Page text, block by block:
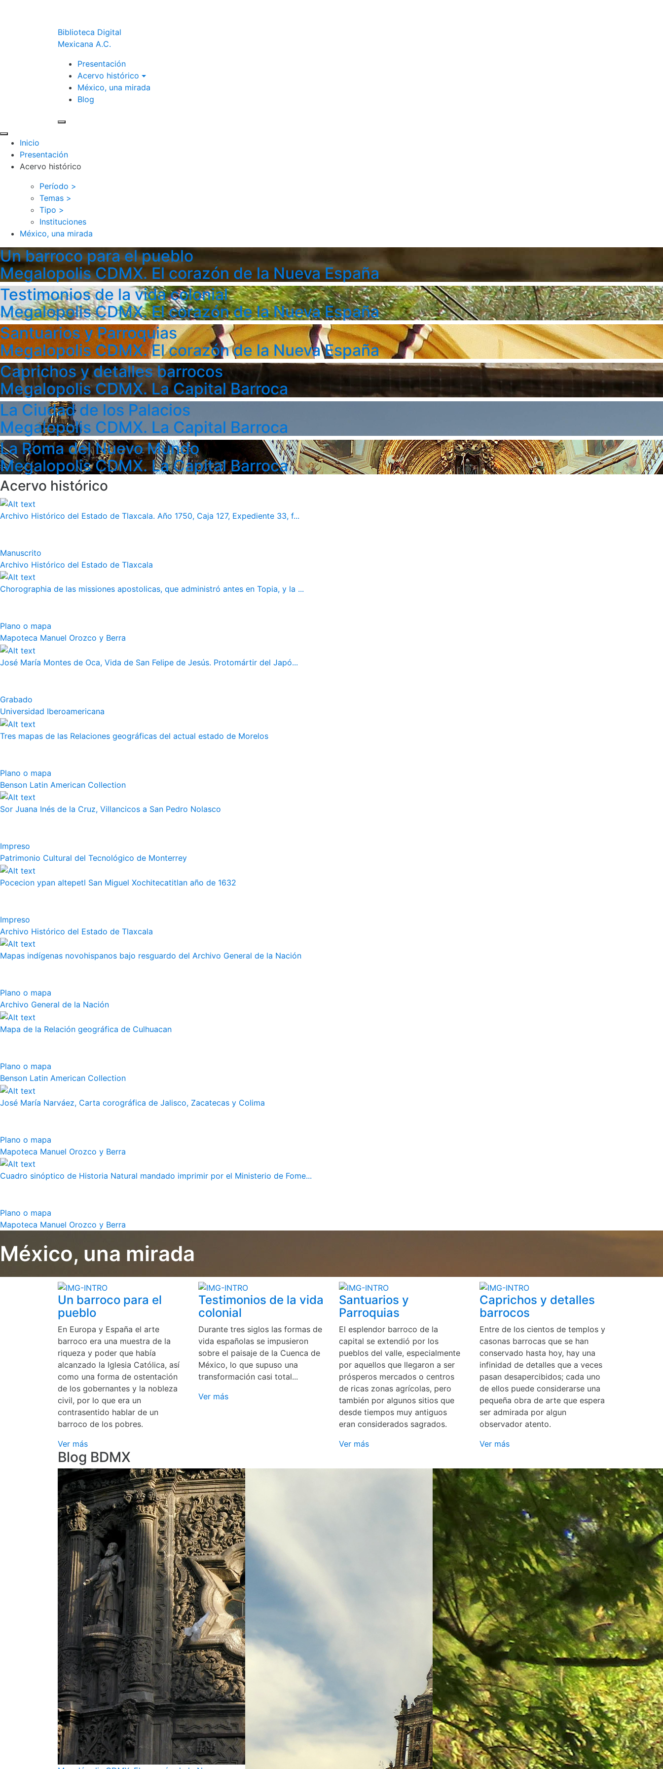
Biblioteca Digital
Mexicana A.C.
Presentación
Acervo histórico
México, una mirada
Blog
Inicio
Presentación
Acervo histórico
Período >
Temas >
Tipo >
Instituciones
México, una mirada
Un barroco para el pueblo
Megalopolis CDMX. El corazón de la Nueva España
Testimonios de la vida colonial
Megalopolis CDMX. El corazón de la Nueva España
Santuarios y Parroquias
Megalopolis CDMX. El corazón de la Nueva España
Caprichos y detalles barrocos
Megalopolis CDMX. La Capital Barroca
La Ciudad de los Palacios
Megalopolis CDMX. La Capital Barroca
La Roma del Nuevo Mundo
Megalopolis CDMX. La Capital Barroca
Acervo histórico
Archivo Histórico del Estado de Tlaxcala. Año 1750, Caja 127, Expediente 33, f...
Manuscrito
Archivo Histórico del Estado de Tlaxcala
Chorographia de las missiones apostolicas, que administró antes en Topia, y la ...
Plano o mapa
Mapoteca Manuel Orozco y Berra
José María Montes de Oca, Vida de San Felipe de Jesús. Protomártir del Japó...
Grabado
Universidad Iberoamericana
Tres mapas de las Relaciones geográficas del actual estado de Morelos
Plano o mapa
Benson Latin American Collection
Sor Juana Inés de la Cruz, Villancicos a San Pedro Nolasco
Impreso
Patrimonio Cultural del Tecnológico de Monterrey
Pocecion ypan altepetl San Miguel Xochitecatitlan año de 1632
Impreso
Archivo Histórico del Estado de Tlaxcala
Mapas indígenas novohispanos bajo resguardo del Archivo General de la Nación
Plano o mapa
Archivo General de la Nación
Mapa de la Relación geográfica de Culhuacan
Plano o mapa
Benson Latin American Collection
José María Narváez, Carta corográfica de Jalisco, Zacatecas y Colima
Plano o mapa
Mapoteca Manuel Orozco y Berra
Cuadro sinóptico de Historia Natural mandado imprimir por el Ministerio de Fome...
Plano o mapa
Mapoteca Manuel Orozco y Berra
México, una mirada
Un barroco para el
pueblo
En Europa y España el arte
barroco era una muestra de la
riqueza y poder que había
alcanzado la Iglesia Católica, así
como una forma de ostentación
de los gobernantes y la nobleza
civil, por lo que era un
contrasentido hablar de un
barroco de los pobres.
Ver más
Testimonios de la vida
colonial
Durante tres siglos las formas de
vida españolas se impusieron
sobre el paisaje de la Cuenca de
México, lo que supuso una
transformación casi total...
Ver más
Santuarios y
Parroquias
El esplendor barroco de la
capital se extendió por los
pueblos del valle, especialmente
por aquellos que llegaron a ser
prósperos mercados o centros
de ricas zonas agrícolas, pero
también por algunos sitios que
desde tiempos muy antiguos
eran considerados sagrados.
Ver más
Caprichos y detalles
barrocos
Entre de los cientos de templos y
casonas barrocas que se han
conservado hasta hoy, hay una
infinidad de detalles que a veces
pasan desapercibidos; cada uno
de ellos puede considerarse una
pequeña obra de arte que espera
ser admirada por algun
observador atento.
Ver más
Blog BDMX